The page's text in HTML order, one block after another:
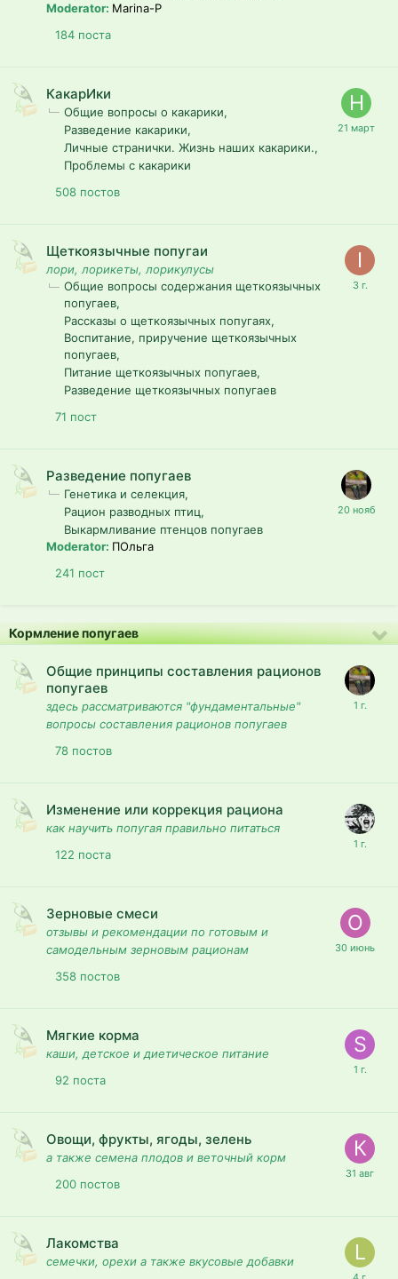
Moderator: Marina-P
184 поста
КакарИки
Общие вопросы о какарики
Разведение какарики
Личные странички. Жизнь наших какарики.
Проблемы с какарики
508 постов
Щеткоязычные попугаи
лори, лорикеты, лорикулусы
Общие вопросы содержания щеткоязычных
попугаев
Рассказы о щеткоязычных попугаях
Воспитание, приручение щеткоязычных
попугаев
Питание щеткоязычных попугаев
Разведение щеткоязычных попугаев
71 пост
Разведение попугаев
Генетика и селекция
Рацион разводных птиц
Выкармливание птенцов попугаев
Moderator: ПОльга
241 пост
Кормление попугаев
Общие принципы составления рационов
попугаев
здесь рассматриваются "фундаментальные"
вопросы составления рационов попугаев
78 постов
Изменение или коррекция рациона
как научить попугая правильно питаться
122 поста
Зерновые смеси
отзывы и рекомендации по готовым и
самодельным зерновым рационам
358 постов
Мягкие корма
каши, детское и диетическое питание
92 поста
Овощи, фрукты, ягоды, зелень
а также семена плодов и веточный корм
200 постов
Лакомства
семечки, орехи а также вкусовые добавки